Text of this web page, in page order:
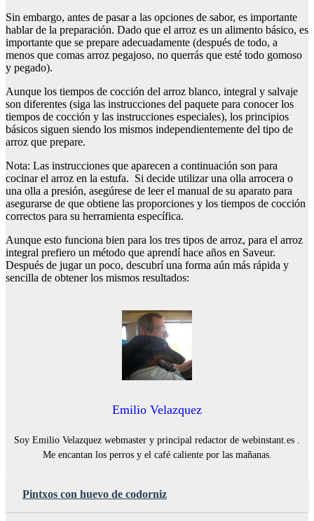
Sin embargo, antes de pasar a las opciones de sabor, es importante
hablar de la preparación. Dado que el arroz es un alimento básico, es
importante que se prepare adecuadamente (después de todo, a
menos que comas arroz pegajoso, no querrás que esté todo gomoso
y pegado).
Aunque los tiempos de cocción del arroz blanco, integral y salvaje
son diferentes (siga las instrucciones del paquete para conocer los
tiempos de cocción y las instrucciones especiales), los principios
básicos siguen siendo los mismos independientemente del tipo de
arroz que prepare.
Nota: Las instrucciones que aparecen a continuación son para
cocinar el arroz en la estufa. Si decide utilizar una olla arrocera o
una olla a presión, asegúrese de leer el manual de su aparato para
asegurarse de que obtiene las proporciones y los tiempos de cocción
correctos para su herramienta específica.
Aunque esto funciona bien para los tres tipos de arroz, para el arroz
integral prefiero un método que aprendí hace años en Saveur.
Después de jugar un poco, descubrí una forma aún más rápida y
sencilla de obtener los mismos resultados:
Emilio Velazquez
Soy Emilio Velazquez webmaster y principal redactor de webinstant.es .
Me encantan los perros y el café caliente por las mañanas.
Pintxos con huevo de codorniz